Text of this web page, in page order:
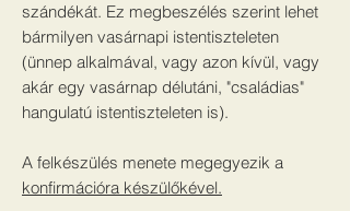
szándékát. Ez megbeszélés szerint lehet
bármilyen vasárnapi istentiszteleten
(ünnep alkalmával, vagy azon kívül, vagy
akár egy vasárnap délutáni, "családias"
hangulatú istentiszteleten is).
A felkészülés menete megegyezik a
konfirmációra készülőkével.